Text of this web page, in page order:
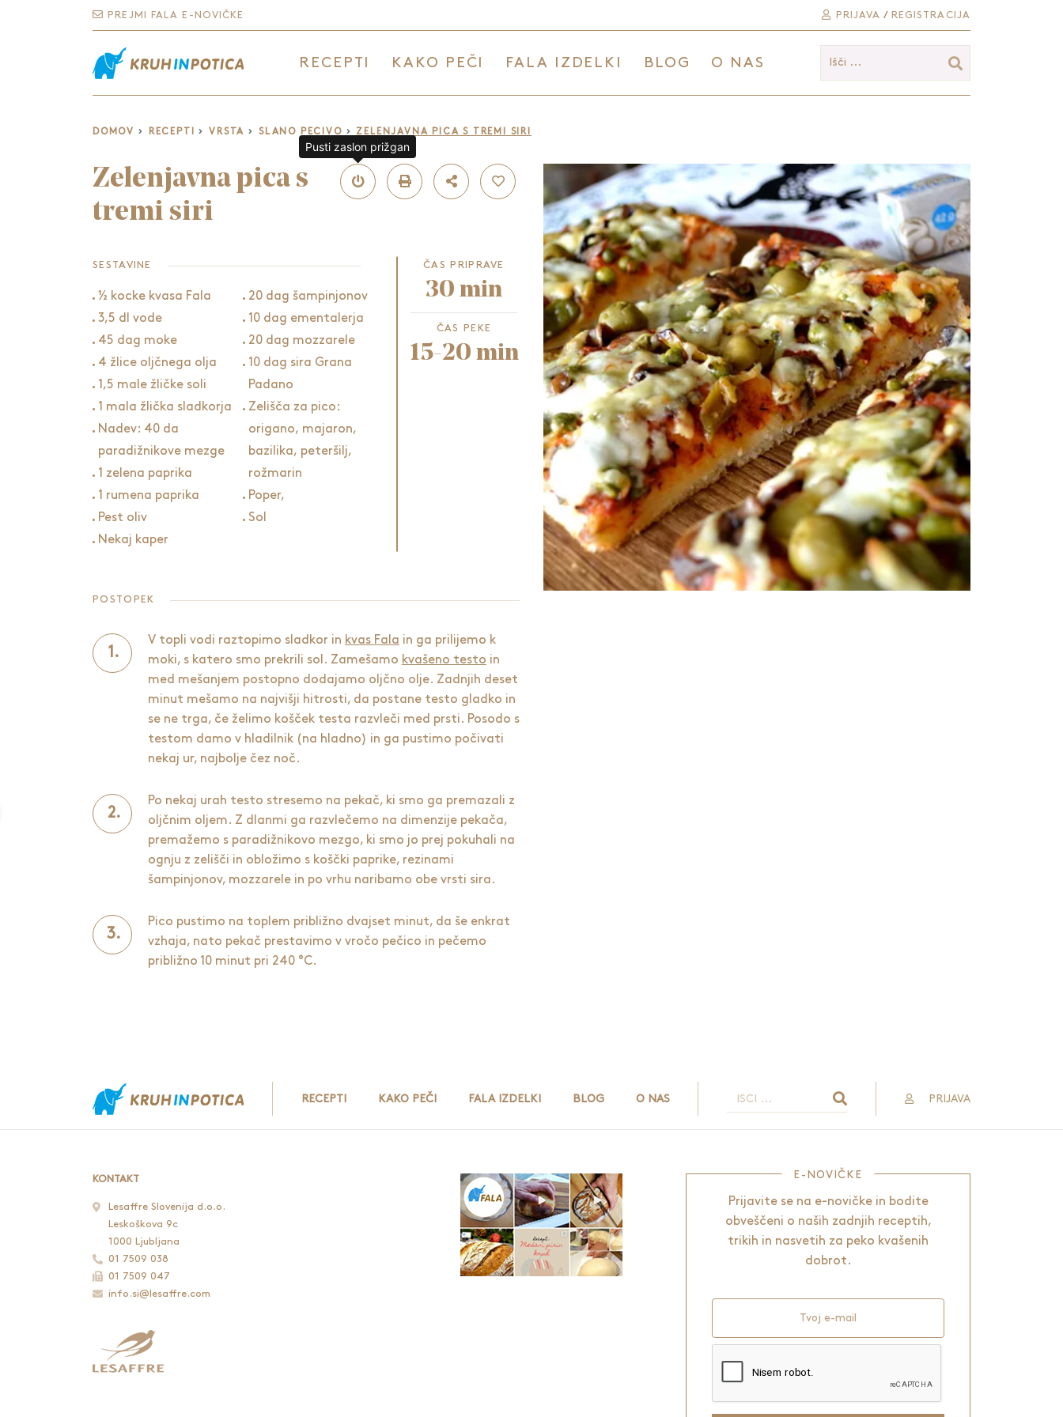
PREJMI FALA E-NOVIČKE PRIJAVA / REGISTRACIJA
Išči ...
RECEPTI KAKO PEČI FALA IZDELKI BLOG O NAS
DOMOV RECEPTI VRSTA SLANO PECIVO ZELENJAVNA PICA S TREMI SIRI
Zelenjavna pica s
tremi siri
SESTAVINE
½ kocke kvasa Fala
3,5 dl vode
45 dag moke
4 žlice oljčnega olja
1,5 male žličke soli
1 mala žlička sladkorja
Nadev: 40 da
paradižnikove mezge
1 zelena paprika
1 rumena paprika
Pest oliv
Nekaj kaper
20 dag šampinjonov
10 dag ementalerja
20 dag mozzarele
10 dag sira Grana
Padano
Zelišča za pico:
origano, majaron,
bazilika, peteršilj,
rožmarin
Poper,
Sol
ČAS PRIPRAVE
30 min
ČAS PEKE
15-20 min
POSTOPEK
V topli vodi raztopimo sladkor in kvas Fala in ga prilijemo k
moki, s katero smo prekrili sol. Zamešamo kvašeno testo in
med mešanjem postopno dodajamo oljčno olje. Zadnjih deset
minut mešamo na najvišji hitrosti, da postane testo gladko in
se ne trga, če želimo košček testa razvleči med prsti. Posodo s
testom damo v hladilnik (na hladno) in ga pustimo počivati
nekaj ur, najbolje čez noč.
Po nekaj urah testo stresemo na pekač, ki smo ga premazali z
oljčnim oljem. Z dlanmi ga razvlečemo na dimenzije pekača,
premažemo s paradižnikovo mezgo, ki smo jo prej pokuhali na
ognju z zelišči in obložimo s koščki paprike, rezinami
šampinjonov, mozzarele in po vrhu naribamo obe vrsti sira.
Pico pustimo na toplem približno dvajset minut, da še enkrat
vzhaja, nato pekač prestavimo v vročo pečico in pečemo
približno 10 minut pri 240 °C.
RECEPTI KAKO PEČI FALA IZDELKI BLOG O NAS PRIJAVA
KONTAKT
Lesaffre Slovenija d.o.o.
Leskoškova 9c
1000 Ljubljana
01 7509 038
01 7509 047
info.si@lesaffre.com
E-NOVIČKE
Prijavite se na e-novičke in bodite
obveščeni o naših zadnjih receptih,
trikih in nasvetih za peko kvašenih
dobrot.
Tvoj e-mail
Pusti zaslon prižgan